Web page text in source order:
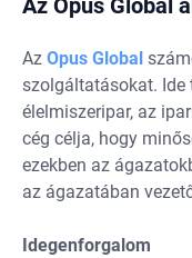
Az Opus Global
Az Opus Global
szolgáltatásokat. Ide
élelmiszeripar, az
cég célja, hogy
ezekben az
az ágazatában
Idegenforgalom